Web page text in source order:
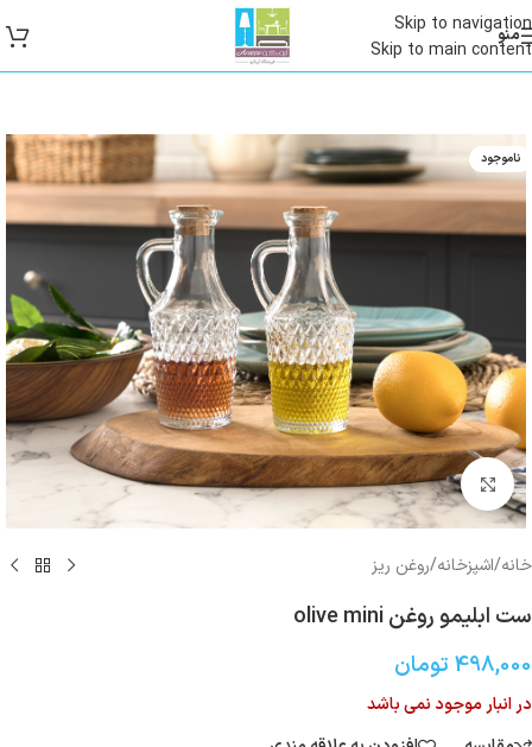
Skip to navigation
Skip to main content
منو
ناموجود
بزرگنمایی تصویر
خانه/اشپزخانه/روغن ریز
ست ابلیمو روغن olive mini
498,000 تومان
در انبار موجود نمی باشد